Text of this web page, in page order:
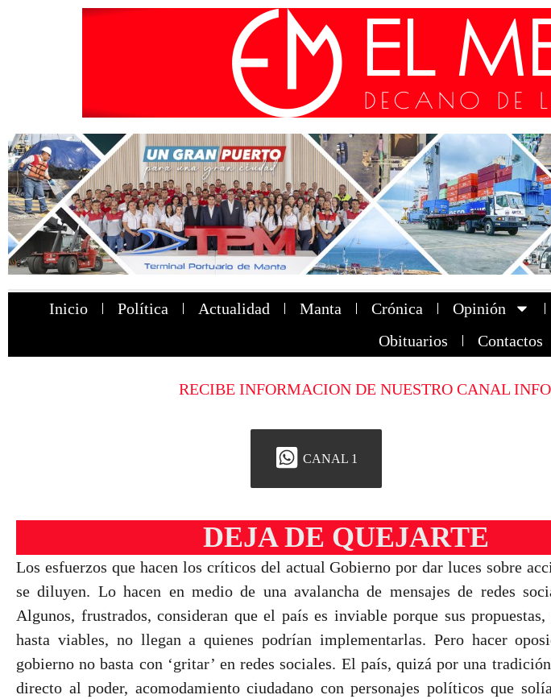
Inicio Política Actualidad Manta Crónica Opinión
Obituarios
Contactos
RECIBE INFORMACION DE NUESTRO CANAL
CANAL 1
DEJA DE QUEJARTE
Los esfuerzos que hacen los críticos del actual Gobierno por dar luces sobre
se diluyen. Lo hacen en medio de una avalancha de mensajes de redes
Algunos, frustrados, consideran que el país es inviable porque sus propuestas,
hasta viables, no llegan a quienes podrían implementarlas. Pero hacer
gobierno no basta con ‘gritar’ en redes sociales. El país, quizá por una
directo al poder, acomodamiento ciudadano con personajes políticos que